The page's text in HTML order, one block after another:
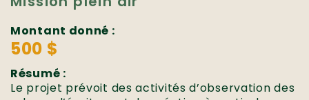
Montant donné :
500 $
Résumé :
Le projet prévoit des activités d’observation des